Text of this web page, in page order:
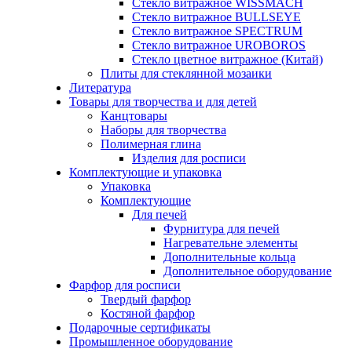
Стекло витражное WISSMACH
Стекло витражное BULLSEYE
Стекло витражное SPECTRUM
Стекло витражное UROBOROS
Стекло цветное витражное (Китай)
Плиты для стеклянной мозаики
Литература
Товары для творчества и для детей
Канцтовары
Наборы для творчества
Полимерная глина
Изделия для росписи
Комплектующие и упаковка
Упаковка
Комплектующие
Для печей
Фурнитура для печей
Нагревательне элементы
Дополнительные кольца
Дополнительное оборудование
Фарфор для росписи
Твердый фарфор
Костяной фарфор
Подарочные сертификаты
Промышленное оборудование